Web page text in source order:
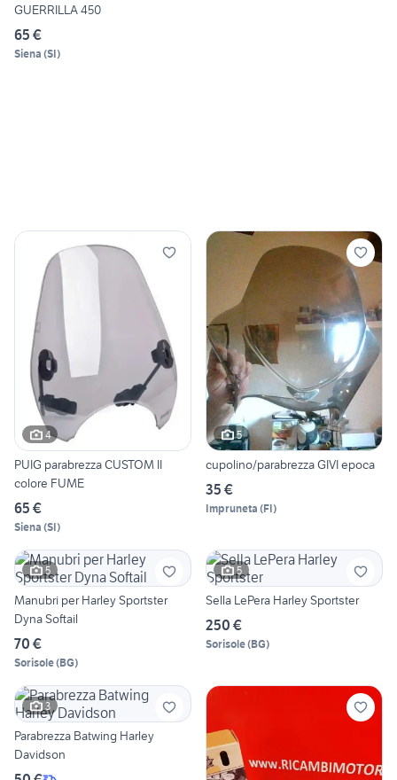
GUERRILLA 450
65 €
Siena (SI)
4
PUIG parabrezza CUSTOM II
colore FUME
65 €
Siena (SI)
5
cupolino/parabrezza GIVI epoca
35 €
Impruneta (FI)
5
Manubri per Harley Sportster
Dyna Softail
70 €
Sorisole(BG)
5
Sella LePera Harley Sportster
250 €
Sorisole(BG)
3
Parabrezza Batwing Harley
Davidson